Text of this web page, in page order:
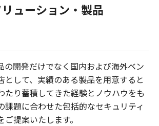
ューション・製品
の開発だけでなく国内および海外ベン
として、実績のある製品を用意すると
たり蓄積してきた経験とノウハウをも
課題に合わせた包括的なセキュリティ
提案いたします。